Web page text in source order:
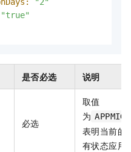
"true"
是否必选 说明
必选
取值
为
表明当前的
有状态应用